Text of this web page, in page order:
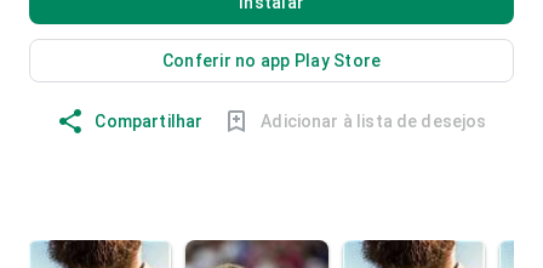
Conferir no app Play Store
Compartilhar Adicionar à lista de desejos